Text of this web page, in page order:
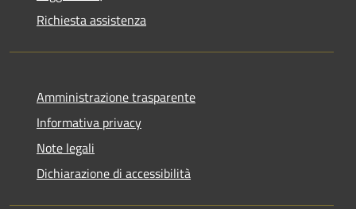
Richiesta assistenza
Amministrazione trasparente
Informativa privacy
Note legali
Dichiarazione di accessibilità